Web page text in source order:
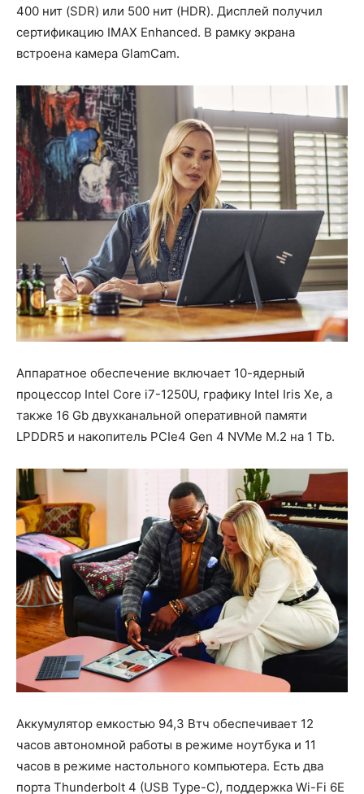
400 нит (SDR) или 500 нит (HDR). Дисплей получил
сертификацию IMAX Enhanced. В рамку экрана
встроена камера GlamCam.
Аппаратное обеспечение включает 10-ядерный
процессор Intel Core i7-1250U, графику Intel Iris Xe, а
также 16 Gb двухканальной оперативной памяти
LPDDR5 и накопитель PCIe4 Gen 4 NVMe M.2 на 1 Tb.
Аккумулятор емкостью 94,3 Втч обеспечивает 12
часов автономной работы в режиме ноутбука и 11
часов в режиме настольного компьютера. Есть два
порта Thunderbolt 4 (USB Type-C), поддержка Wi-Fi 6E